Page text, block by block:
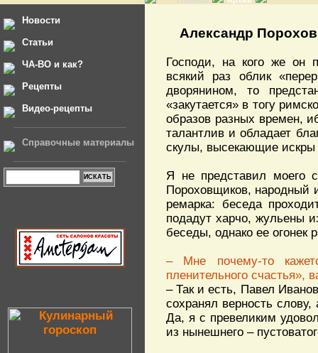
Новости
Статьи
ЧА-ВО и как?
Рецепты
Видео-рецепты
Справочные материалы
Александр
Господи, на кого же он
всякий раз облик
дворянином, то
«закутается» в тогу
образов разных времен,
талантлив и обладает
скулы, высекающие
Я не представил моего
Пороховщиков, народный
ремарка: беседа
подадут харчо, жульены
беседы, однако ее огонек
– Мне почему-то
пленительного счастья»,
– Так и есть, Павел
сохранял верность
Да, я с превеликим
из нынешнего –